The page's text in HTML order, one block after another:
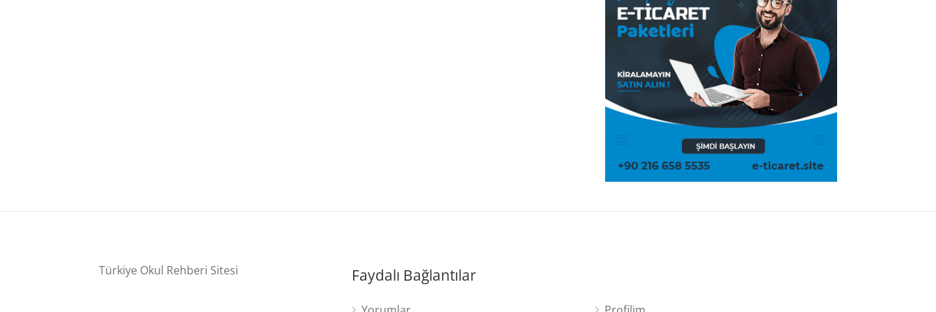
Türkiye Okul Rehberi Sitesi Faydalı Bağlantılar